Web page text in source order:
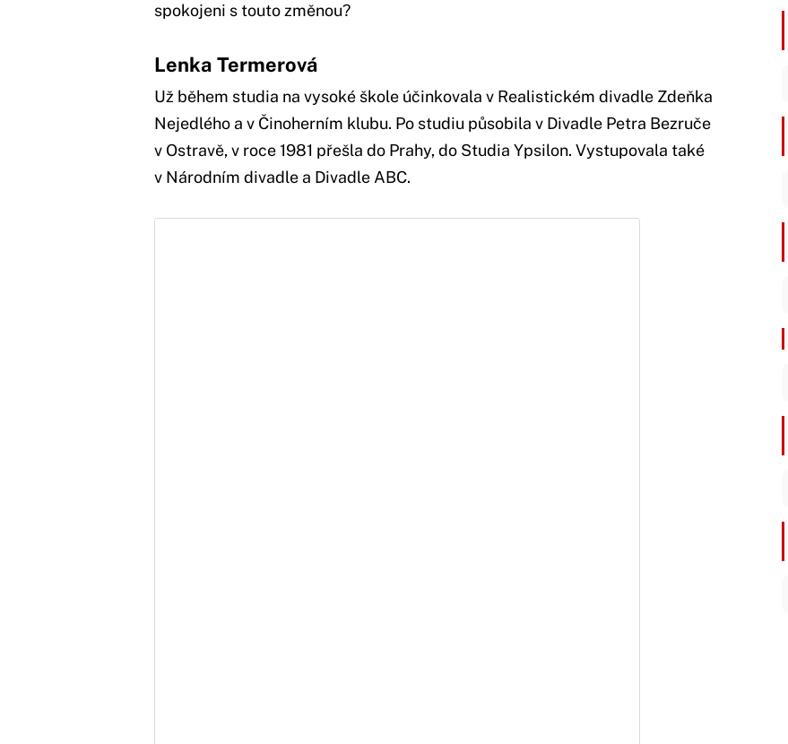
spokojeni s touto změnou?
Lenka Termerová
Už během studia na vysoké škole účinkovala v Realistickém divadle Zdeňka
Nejedlého a v Činoherním klubu. Po studiu působila v Divadle Petra Bezruče
v Ostravě, v roce 1981 přešla do Prahy, do Studia Ypsilon. Vystupovala také
v Národním divadle a Divadle ABC.